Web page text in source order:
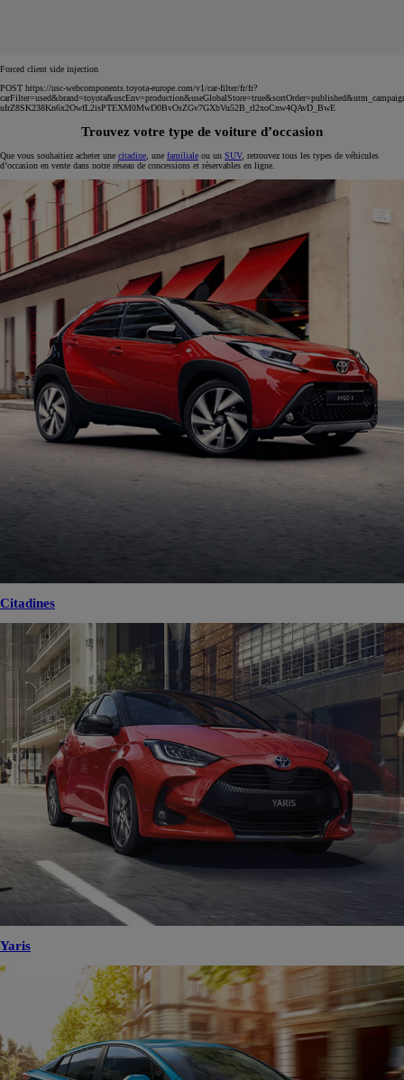
Forced client side injection
POST https://usc-webcomponents.toyota-europe.com/v1/car-filter/fr/fr?
uIrZ8SK238Kn6x2OwfL2isPTEXM0MwD0BvOsZGv7GXbVu52B_rl2xoCnw4QAvD_BwE
Trouvez votre type de voiture d’occasion
Que vous souhaitiez acheter une citadine , une familiale ou un SUV, retrouvez tous les types de véhicules
d’occasion en vente dans notre réseau de concessions et réservables en ligne.
Citadines
Yaris